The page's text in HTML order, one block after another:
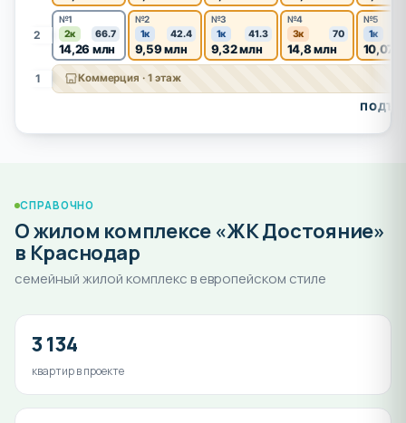
2
№1
2к 66.7
14,26 млн
№2
1к 42.4
9,59 млн
№3
1к 41.3
9,32 млн
№4
3к 70
14,8 млн
№5
1к
10,07
1 Коммерция · 1 этаж
СПРАВОЧНО
О жилом комплексе «ЖК Достояние»
в Краснодар
семейный жилой комплекс в европейском стиле
3 134
квартир в проекте